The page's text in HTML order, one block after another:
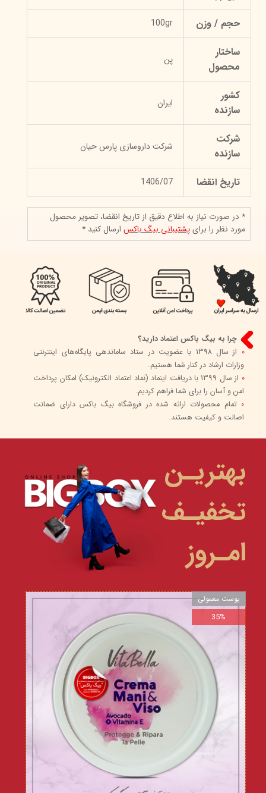
حجم / وزن 100gr
ساختار
محصول
پن
کشور
سازنده
ایران
شرکت
سازنده
شرکت داروسازی پارس حیان
تاریخ انقضا 1406/07
* در صورت نیاز به اطلاع دقیق از تاریخ انقضا، تصویر محصول
مورد نظر را برایپشتیبانی بیگ باکسارسال کنید *
چرا به بیگ باکس اعتماد دارید؟
0
از سال 1398 با عضویت در ستاد ساماندهی پایگاه‌های اینترنتی
وزارات ارشاد در کنار شما هستیم.
0
از سال 1399 با دریافت اینماد (نماد اعتماد الکترونیک) امکان پرداخت
امن و آسان را برای شما فراهم کردیم.
0 تمام محصولات ارائه شده در فروشگاه بیگ باکس دارای ضمانت
اصالت و کیفیت هستند.
بهتریـن
تخفیـف
امـروز
پوست معمولی
35%